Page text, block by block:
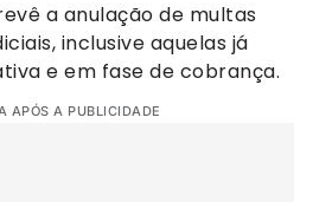
a anulação de multas
inclusive aquelas já
e em fase de cobrança.
APÓS A PUBLICIDADE